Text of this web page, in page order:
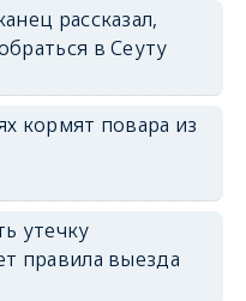
рассказал,
в Сеуту
кормят повара из
утечку
правила выезда